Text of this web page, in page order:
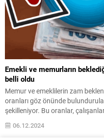
Emekli ve memurların
belli oldu
Memur ve emeklilerin zam
oranları göz önünde
şekilleniyor. Bu oranlar,
06.12.2024